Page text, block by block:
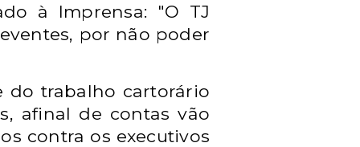
à Imprensa: "O TJ
por não poder
do trabalho cartorário
afinal de contas vão
contra os executivos